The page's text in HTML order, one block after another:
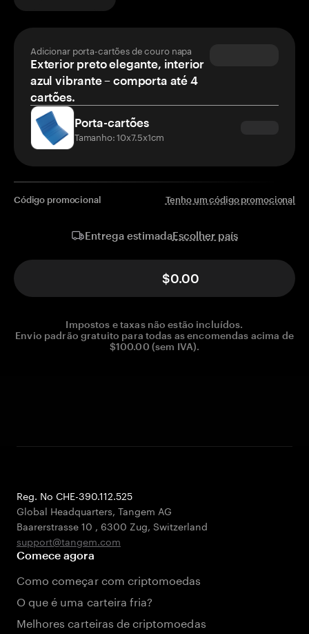
Adicionar porta-cartões de couro napa
Exterior preto elegante, interior
azul vibrante – comporta até 4
cartões.
Porta-cartões
Tamanho: 10x7.5x1cm
Código promocional Tenho um código promocional
Entrega estimadaEscolher país
$0.00
Impostos e taxas não estão incluídos.
Envio padrão gratuito para todas as encomendas acima de
$100.00 (sem IVA).
Reg. No CHE-390.112.525
Global Headquarters, Tangem AG
Baarerstrasse 10 , 6300 Zug, Switzerland
support@tangem.com
Comece agora
Como começar com criptomoedas
O que é uma carteira fria?
Melhores carteiras de criptomoedas